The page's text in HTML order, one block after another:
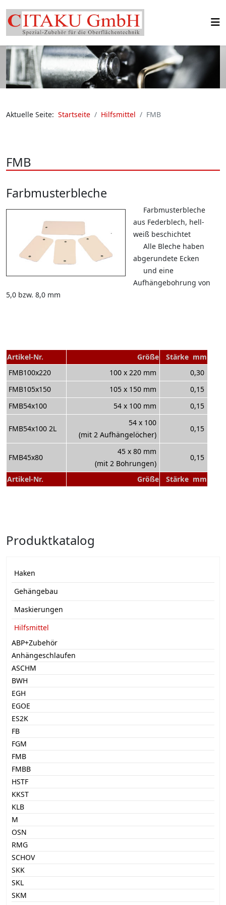
Aktuelle Seite: Startseite Hilfsmittel FMB
FMB
Farbmusterbleche
Farbmusterbleche
aus Federblech, hell-
weiß beschichtet
Alle Bleche haben
abgerundete Ecken
und eine
Aufhängebohrung von
5,0 bzw. 8,0 mm
Artikel-Nr. Größe Stärke mm
Artikel-Nr. Größe Stärke mm
FMB100x220 100 x 220 mm
0,30
FMB105x150
105 x 150 mm
0,15
FMB54x100
54 x 100 mm 0,15
FMB54x100 2L
54 x 100
(mit 2 Aufhängelöcher)
0,15
FMB45x80
45 x 80 mm
(mit 2 Bohrungen)
0,15
Produktkatalog
Haken
Gehängebau
Maskierungen
Hilfsmittel
ABP+Zubehör
Anhängeschlaufen
ASCHM
BWH
EGH
EGOE
ES2K
FB
FGM
FMB
FMBB
HSTF
KKST
KLB
M
OSN
RMG
SCHOV
SKK
SKL
SKM